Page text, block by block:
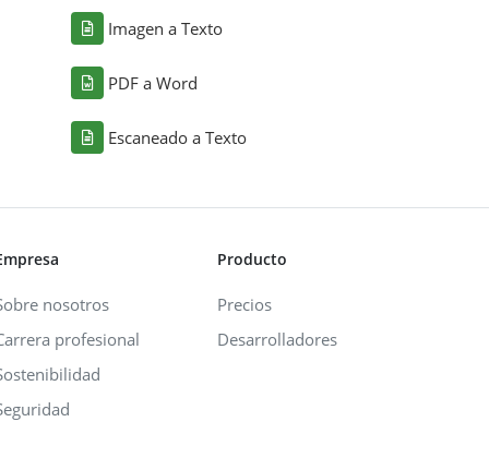
Imagen a Texto
PDF a Word
Escaneado a Texto
nosotros
profesional
Producto
Precios
Desarrolladores